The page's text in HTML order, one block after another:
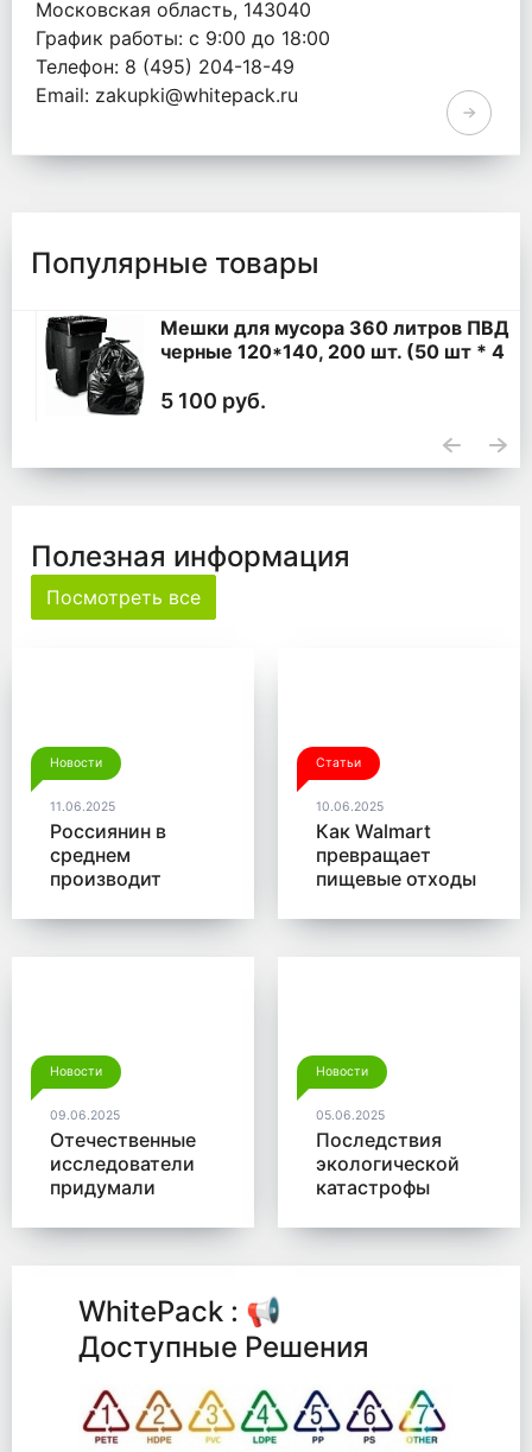
Московская область, 143040
График работы: с 9:00 до 18:00
Телефон: 8 (495) 204-18-49
Email: zakupki@whitepack.ru
Популярные товары
Мешки для мусора 360 литров ПВД
черные 120*140, 200 шт. (50 шт * 4
уп,)
5 100 руб.
Полезная информация
Посмотреть все
Новости
11.06.2025
Россиянин в
среднем
производит
мусора в год
Статьи
10.06.2025
Как Walmart
превращает
пищевые отходы
Новости
09.06.2025
Отечественные
исследователи
придумали
для утилизации
Новости
05.06.2025
Последствия
экологической
катастрофы
микробы от
WhitePack : 📢
Доступные Решения